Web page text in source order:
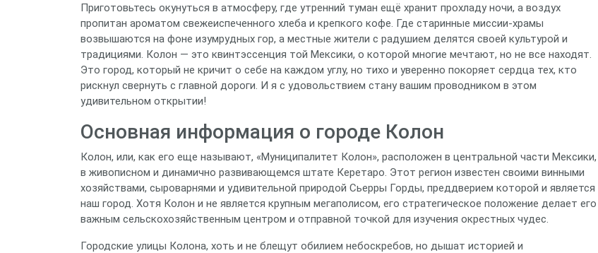
Приготовьтесь окунуться в атмосферу, где утренний туман ещё хранит прохладу ночи, а воздух
пропитан ароматом свежеиспеченного хлеба и крепкого кофе. Где старинные миссии-храмы
возвышаются на фоне изумрудных гор, а местные жители с радушием делятся своей культурой и
традициями. Колон — это квинтэссенция той Мексики, о которой многие мечтают, но не все находят.
Это город, который не кричит о себе на каждом углу, но тихо и уверенно покоряет сердца тех, кто
рискнул свернуть с главной дороги. И я с удовольствием стану вашим проводником в этом
удивительном открытии!
Основная информация о городе Колон
Колон, или, как его еще называют, «Муниципалитет Колон», расположен в центральной части Мексики,
в живописном и динамично развивающемся штате Керетаро. Этот регион известен своими винными
хозяйствами, сыроварнями и удивительной природой Сьерры Горды, преддверием которой и является
наш город. Хотя Колон и не является крупным мегаполисом, его стратегическое положение делает его
важным сельскохозяйственным центром и отправной точкой для изучения окрестных чудес.
Городские улицы Колона, хоть и не блещут обилием небоскребов, но дышат историей и